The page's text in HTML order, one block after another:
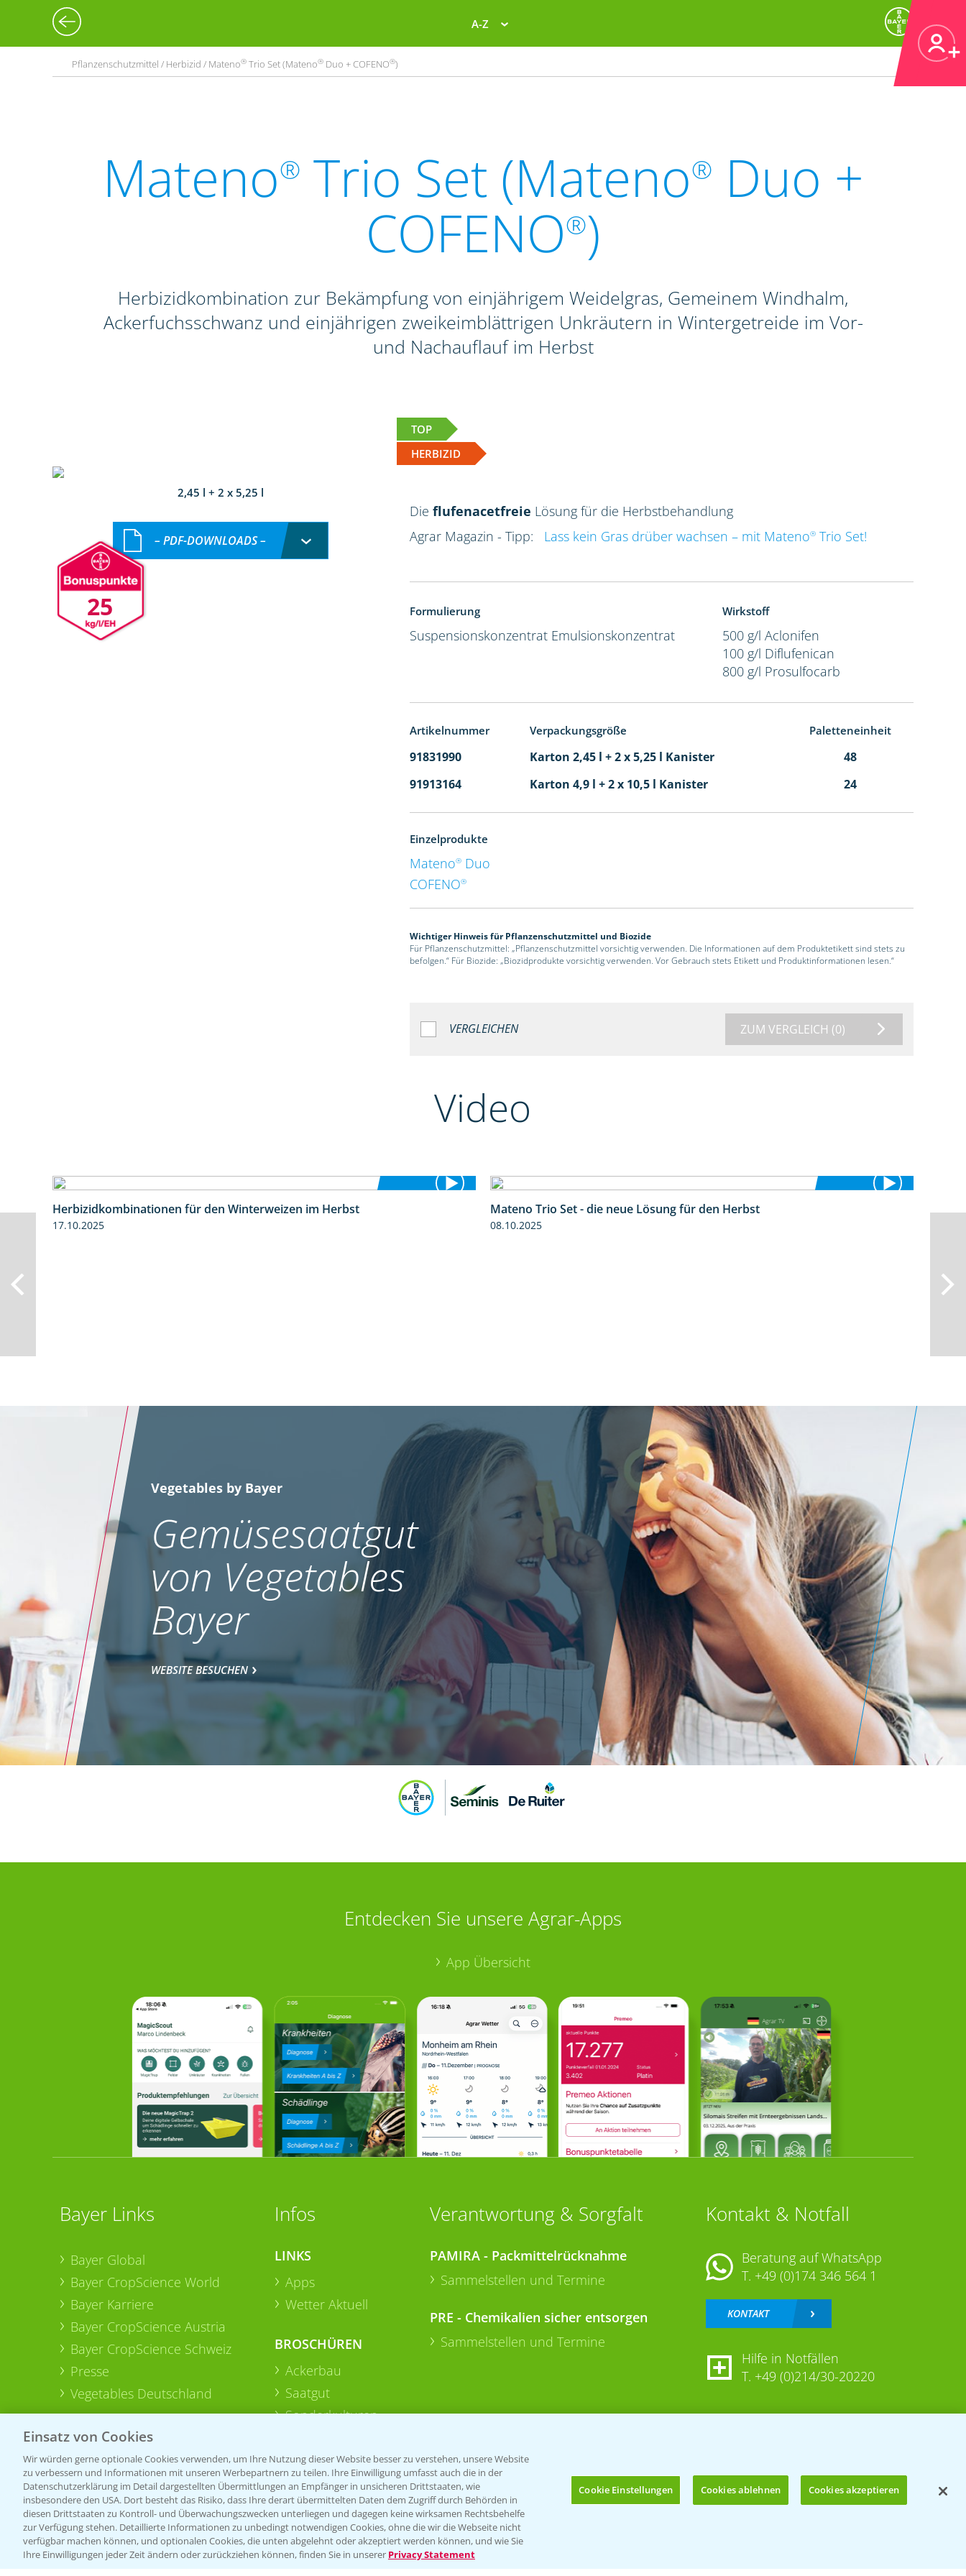
A-Z
Pflanzenschutzmittel / Herbizid / Mateno® Trio Set (Mateno® Duo + COFENO®)
Mateno® Trio Set (Mateno® Duo +
COFENO®)
Herbizidkombination zur Bekämpfung von einjährigem Weidelgras, Gemeinem Windhalm,
Ackerfuchsschwanz und einjährigen zweikeimblättrigen Unkräutern in Wintergetreide im Vor-
und Nachauflauf im Herbst
TOP
HERBIZID
2,45 l + 2 x 5,25 l
25
– PDF-DOWNLOADS –
Dieflufenacetfreie Lösung für die Herbstbehandlung
Agrar Magazin - Tipp:
Lass kein Gras drüber wachsen – mit Mateno® Trio Set!
Formulierung
Suspensionskonzentrat Emulsionskonzentrat
Wirkstoff
500 g/l Aclonifen
100 g/l Diflufenican
800 g/l Prosulfocarb
Artikelnummer Verpackungsgröße Paletteneinheit
91831990 Karton 2,45 l + 2 x 5,25 l Kanister
48
91913164
Karton 4,9 l + 2 x 10,5 l Kanister 24
Einzelprodukte
Mateno® Duo
COFENO®
Wichtiger Hinweis für Pflanzenschutzmittel und Biozide
Für Pflanzenschutzmittel: „Pflanzenschutzmittel vorsichtig verwenden. Die Informationen auf dem Produktetikett sind stets zu
befolgen.“ Für Biozide: „Biozidprodukte vorsichtig verwenden. Vor Gebrauch stets Etikett und Produktinformationen lesen.“
VERGLEICHEN ZUM VERGLEICH (0)
Video
Herbizidkombinationen für den Winterweizen im Herbst
17.10.2025
Mateno Trio Set - die neue Lösung für den Herbst
08.10.2025
Bis zu 4 Produkte vergleichen:
Vegetables by Bayer
Gemüsesaatgut
von Vegetables
Bayer
WEBSITE BESUCHEN
Entdecken Sie unsere Agrar-Apps
App Übersicht
Bayer Links
Bayer Global
Bayer CropScience World
Bayer Karriere
Bayer CropScience Austria
Bayer CropScience Schweiz
Presse
Vegetables Deutschland
Infos
LINKS
Apps
Wetter Aktuell
BROSCHÜREN
Ackerbau
Saatgut
Sonderkulturen
Verantwortung & Sorgfalt
PAMIRA - Packmittelrücknahme
Sammelstellen und Termine
PRE - Chemikalien sicher entsorgen
Sammelstellen und Termine
Kontakt & Notfall
Beratung auf WhatsApp
T. +49 (0)174 346 564 1
KONTAKT
Hilfe in Notfällen
T. +49 (0)214/30-20220
Folgen Sie uns
Einsatz von Cookies
Wir würden gerne optionale Cookies verwenden, um Ihre Nutzung dieser Website besser zu verstehen, unsere Website
zu verbessern und Informationen mit unseren Werbepartnern zu teilen. Ihre Einwilligung umfasst auch die in der
Datenschutzerklärung im Detail dargestellten Übermittlungen an Empfänger in unsicheren Drittstaaten, wie
insbesondere den USA. Dort besteht das Risiko, dass Ihre derart übermittelten Daten dem Zugriff durch Behörden in
diesen Drittstaaten zu Kontroll- und Überwachungszwecken unterliegen und dagegen keine wirksamen Rechtsbehelfe
zur Verfügung stehen. Detaillierte Informationen zu unbedingt notwendigen Cookies, ohne die wir die Webseite nicht
verfügbar machen können, und optionalen Cookies, die unten abgelehnt oder akzeptiert werden können, und wie Sie
Ihre Einwilligungen jeder Zeit ändern oder zurückziehen können, finden Sie in unserer Privacy Statement
Cookie Einstellungen Cookies ablehnen Cookies akzeptieren